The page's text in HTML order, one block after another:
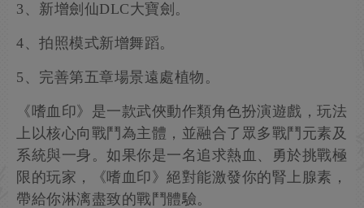
3、新增劍仙DLC大寶劍。
4、拍照模式新增舞蹈。
5、完善第五章場景遠處植物。
《嗜血印》是一款武俠動作類角色扮演遊戲，玩法
上以核心向戰鬥為主體，並融合了眾多戰鬥元素及
系統與一身。如果你是一名追求熱血、勇於挑戰極
限的玩家，《嗜血印》絕對能激發你的腎上腺素，
帶給你淋漓盡致的戰鬥體驗。